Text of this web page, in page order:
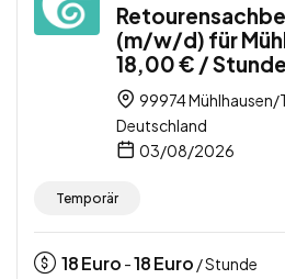
(m/w/d) für
18,00 € /
99974 Mühlhausen/
Deutschland
03/08/2026
Temporär
18Euro -18Euro / Stunde